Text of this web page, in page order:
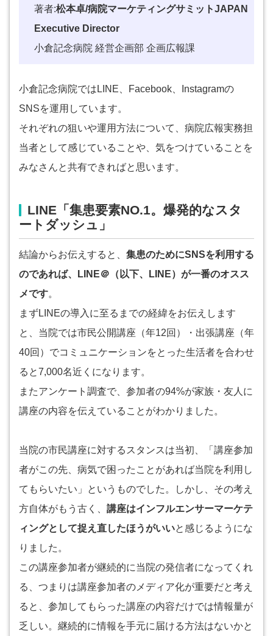
著者:松本卓/病院マーケティングサミットJAPAN
Executive Director
小倉記念病院 経営企画部 企画広報課
小倉記念病院ではLINE、Facebook、Instagramの
SNSを運用しています。
それぞれの狙いや運用方法について、病院広報実務担
当者として感じていることや、気をつけていることを
みなさんと共有できればと思います。
LINE「集患要素NO.1。爆発的なスタ
ートダッシュ」
結論からお伝えすると、 集患のためにSNSを利用する
のであれば、LINE＠（以下、LINE）が一番のオスス
メです。
まずLINEの導入に至るまでの経緯をお伝えします
と、当院では市民公開講座（年12回）・出張講座（年
40回）でコミュニケーションをとった生活者を合わせ
ると7,000名近くになります。
またアンケート調査で、参加者の94%が家族・友人に
講座の内容を伝えていることがわかりました。
当院の市民講座に対するスタンスは当初、「講座参加
者がこの先、病気で困ったことがあれば当院を利用し
てもらいたい」というものでした。しかし、その考え
方自体がもう古く、 講座はインフルエンサーマーケテ
ィングとして捉え直したほうがいいと感じるようにな
りました。
この講座参加者が継続的に当院の発信者になってくれ
る、つまりは講座参加者のメディア化が重要だと考え
ると、参加してもらった講座の内容だけでは情報量が
乏しい。継続的に情報を手元に届ける方法はないかと